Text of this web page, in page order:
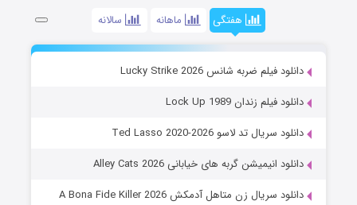
هفتگی ماهانه سالانه
دانلود فیلم ضربه شانس Lucky Strike 2026
دانلود فیلم زندان Lock Up 1989
دانلود سریال تد لاسو Ted Lasso 2020-2026
دانلود انیمیشن گربه های خیابانی Alley Cats 2026
دانلود سریال زن متاهل آدمکش A Bona Fide Killer 2026